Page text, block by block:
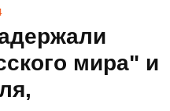
мира" и